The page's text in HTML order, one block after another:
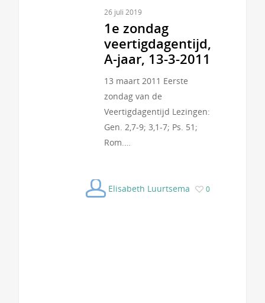
26 juli 2019
1e zondag
veertigdagentijd,
A-jaar, 13-3-2011
13 maart 2011 Eerste
zondag van de
Veertigdagentijd Lezingen:
Gen. 2,7-9; 3,1-7; Ps. 51;
Rom.…
Elisabeth Luurtsema 0